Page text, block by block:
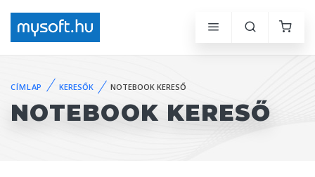
CÍMLAP KERESŐK NOTEBOOK KERESŐ
NOTEBOOK KERESŐ